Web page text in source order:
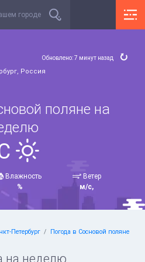
Россия
Обновлено: 7 минут назад
поляне на
Влажность
%
Ветер
м/с,
Петербург
Погода в Сосновой поляне
на неделю